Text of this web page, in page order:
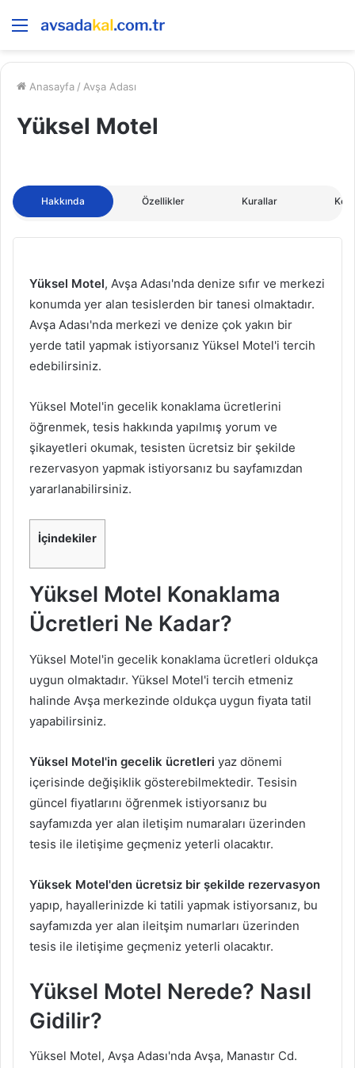
Menü
Anasayfa / Avşa Adası
Yüksel Motel
Hakkında Özellikler Kurallar
Yüksel Motel, Avşa Adası'nda denize sıfır ve merkezi
konumda yer alan tesislerden bir tanesi olmaktadır.
Avşa Adası'nda merkezi ve denize çok yakın bir
yerde tatil yapmak istiyorsanız Yüksel Motel'i tercih
edebilirsiniz.
Yüksel Motel'in gecelik konaklama ücretlerini
öğrenmek, tesis hakkında yapılmış yorum ve
şikayetleri okumak, tesisten ücretsiz bir şekilde
rezervasyon yapmak istiyorsanız bu sayfamızdan
yararlanabilirsiniz.
İçindekiler
Yüksel Motel Konaklama
Ücretleri Ne Kadar?
Yüksel Motel'in gecelik konaklama ücretleri oldukça
uygun olmaktadır. Yüksel Motel'i tercih etmeniz
halinde Avşa merkezinde oldukça uygun fiyata tatil
yapabilirsiniz.
Yüksel Motel'in gecelik ücretleri yaz dönemi
içerisinde değişiklik gösterebilmektedir. Tesisin
güncel fiyatlarını öğrenmek istiyorsanız bu
sayfamızda yer alan iletişim numaraları üzerinden
tesis ile iletişime geçmeniz yeterli olacaktır.
Yüksek Motel'den ücretsiz bir şekilde rezervasyon
yapıp, hayallerinizde ki tatili yapmak istiyorsanız, bu
sayfamızda yer alan ileitşim numarları üzerinden
tesis ile iletişime geçmeniz yeterli olacaktır.
Yüksel Motel Nerede? Nasıl
Gidilir?
Yüksel Motel, Avşa Adası'nda Avşa, Manastır Cd.